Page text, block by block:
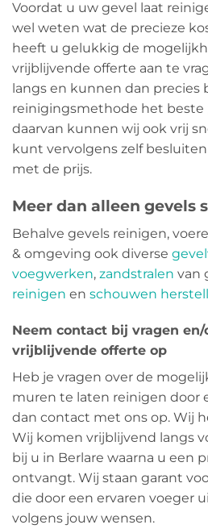
Voordat u uw gevel laat
wel weten wat de precieze
heeft u gelukkig de
vrijblijvende offerte aan te
langs en kunnen dan precies
reinigingsmethode het beste
daarvan kunnen wij ook vrij
kunt vervolgens zelf
met de prijs.
Meer dan alleen gevels
Behalve gevels reinigen,
& omgeving ook diverse
voegwerken, zandstralen van
reinigen en schouwen
Neem contact bij vragen en/
vrijblijvende offerte op
Heb je vragen over de
muren te laten reinigen door
dan contact met ons op. Wij
Wij komen vrijblijvend langs
bij u in Berlare waarna u een
ontvangt. Wij staan garant
die door een ervaren voeger
volgens jouw wensen.